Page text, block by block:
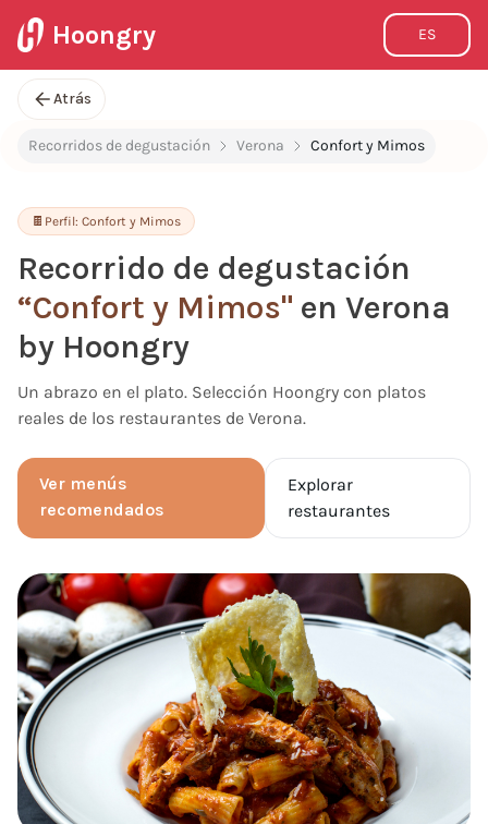
Hoongry ES
Atrás
Recorridos de degustación Verona Confort y Mimos
🍫 Perfil: Confort y Mimos
Recorrido de degustación
“Confort y Mimos" en Verona
by Hoongry
Un abrazo en el plato. Selección Hoongry con platos
reales de los restaurantes de Verona.
Ver menús
recomendados
Explorar
restaurantes